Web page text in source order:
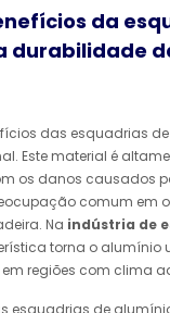
da
durabilidade
das esquadrias
Este material é
os danos causados
comum em
Na indústria de
torna o alumínio
regiões com clima
esquadrias de